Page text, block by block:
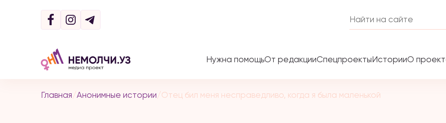
Нужна помощьОт редакцииСпецпроектыИсторииО
Главная/Анонимные истории/Отец бил меня несправедливо, когда я была маленькой